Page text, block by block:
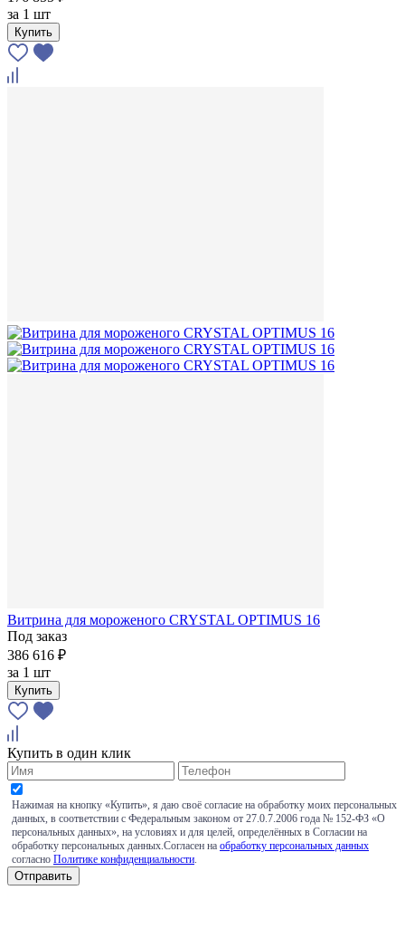
за 1 шт
Купить
Витрина для мороженого CRYSTAL OPTIMUS 16
Под заказ
386 616 ₽
за 1 шт
Купить
Купить в один клик
Нажимая на кнопку «Купить», я даю своё согласие на обработку моих персональных
данных, в соответствии с Федеральным законом от 27.0.7.2006 года № 152-ФЗ «О
персональных данных», на условиях и для целей, определённых в Согласии на
обработку персональных данных.Согласен на обработку персональных данных
согласно Политике конфиденциальности